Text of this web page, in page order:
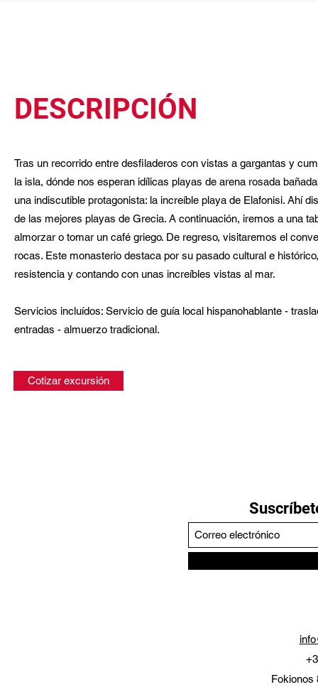
DESCRIPCIÓN
Tras un recorrido entre desfiladeros con vistas a gargantas y
la isla, dónde nos esperan idílicas playas de arena rosada
una indiscutible protagonista: la increíble playa de Elafonisi. Ahí
de las mejores playas de Grecia. A continuación, iremos a una
almorzar o tomar un café griego. De regreso, visitaremos el
rocas. Este monasterio destaca por su pasado cultural e
resistencia y contando con unas increíbles vistas al mar.
Servicios incluídos: Servicio de guía local hispanohablante -
entradas - almuerzo tradicional.
Cotizar excursión
Fokionos